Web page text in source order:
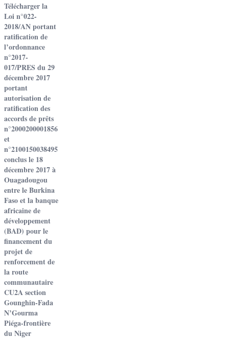
Télécharger la
Loi n°022-
2018/AN portant
ratification de
l’ordonnance
n°2017-
017/PRES du 29
décembre 2017
portant
autorisation de
ratification des
accords de prêts
n°2000200001856
et
n°2100150038495
conclus le 18
décembre 2017 à
Ouagadougou
entre le Burkina
Faso et la banque
africaine de
développement
(BAD) pour le
financement du
projet de
renforcement de
la route
communautaire
CU2A section
Gounghin-Fada
N’Gourma
Piéga-frontière
du Niger